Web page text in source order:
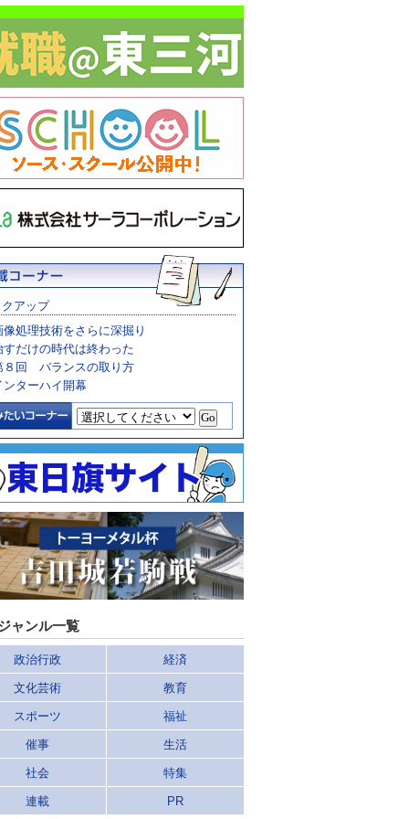
アップ
像処理技術をさらに深掘り
すだけの時代は終わった
８回 バランスの取り方
ンターハイ開幕
ャンル一覧
政治行政 経済
文化芸術 教育
スポーツ 福祉
催事 生活
社会 特集
連載 PR